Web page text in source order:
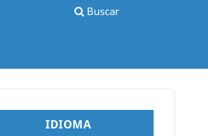
Buscar
IDIOMA